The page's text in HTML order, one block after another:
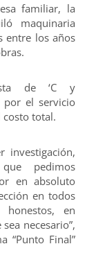
familiar, la
maquinaria
entre los años
de ‘C y
por el servicio
costo total.
investigación,
pedimos
en absoluto
en todos
honestos, en
necesario”,
“Punto Final”